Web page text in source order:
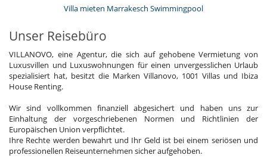
Villa mieten Marrakesch Swimmingpool
Unser Reisebüro
VILLANOVO, eine Agentur, die sich auf gehobene Vermietung von
Luxusvillen und Luxuswohnungen für einen unvergesslichen Urlaub
spezialisiert hat, besitzt die Marken Villanovo, 1001 Villas und Ibiza
House Renting.
Wir sind vollkommen finanziell abgesichert und haben uns zur
Einhaltung der vorgeschriebenen Normen und Richtlinien der
Europäischen Union verpflichtet.
Ihre Rechte werden bewahrt und Ihr Geld ist bei einem seriösen und
professionellen Reiseunternehmen sicher aufgehoben.